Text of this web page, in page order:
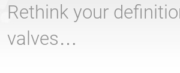
Rethink your
valves…